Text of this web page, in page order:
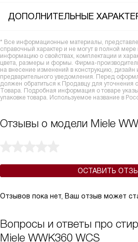
ДОПОЛНИТЕЛЬНЫЕ
* Все информационные материалы,
справочный характер и не могут в полной
информацию о свойствах, комплектации и
цвета, размеры и формы. Фирма-
на внесение изменений в конструкцию, дизайн
предварительного уведомления. Перед
должен обратиться к Продавцу для уточнения
Товара. Подробная информация о товаре
упаковке товара. Используемое название в
Отзывы о модели Miele
ОСТАВИТЬ
Отзывов пока нет, Ваш отзыв может
Вопросы и ответы про
Miele WWK360 WCS